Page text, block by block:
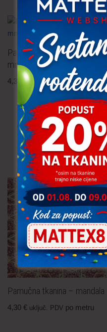
Pamučna tkanina – pruge 22
mm
4,30€ uključ. PDV po metru
Pamučna tkanina – mandala
4,30 € uključ. PDV po metru